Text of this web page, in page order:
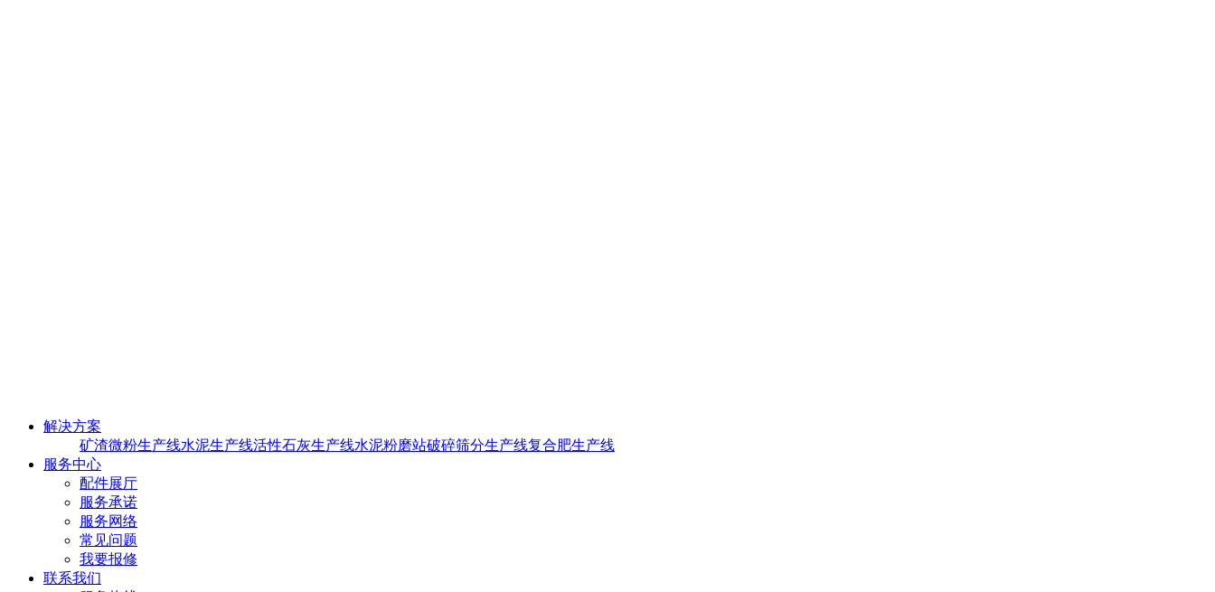
解决方案
矿渣微粉生产线水泥生产线活性石灰生产线水泥粉磨站破碎筛分生产线复合肥生产线
服务中心
配件展厅
服务承诺
服务网络
常见问题
我要报修
联系我们